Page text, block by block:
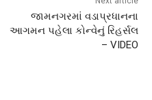
જામનગરમાં વડાપ્રધાનના
આગમન પહેલા કોન્વેનું રિહર્સલ
– VIDEO